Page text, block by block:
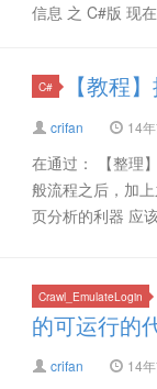
信息 之 C#版 现
C# 【教程
crifan 14
在通过： 【整理
般流程之后，加
页分析的利器 应
Crawl_EmulateLogin
的可运行的
crifan 14